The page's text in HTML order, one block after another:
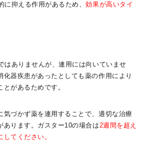
に抑える作用があるため、効果が高いタイ
はありませんが、連用には向いていませ
化器疾患があったとしても薬の作用により
があるためです。
気づかず薬を連用することで、適切な治療
あります。ガスター10の場合は2週間を超え
てください。